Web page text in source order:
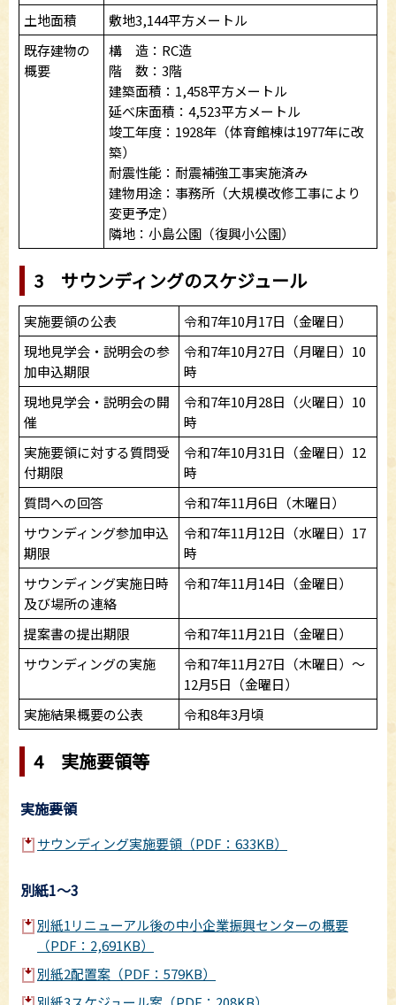
土地面積
敷地3,144平方メートル
既存建物の
概要
構 造：RC造
階 数：3階
建築面積：1,458平方メートル
延べ床面積：4,523平方メートル
竣工年度：1928年（体育館棟は1977年に改
築）
耐震性能：耐震補強工事実施済み
建物用途：事務所（大規模改修工事により
変更予定）
隣地：小島公園（復興小公園）
3 サウンディングのスケジュール
実施要領の公表
令和7年10月17日（金曜日）
現地見学会・説明会の参
加申込期限
令和7年10月27日（月曜日）10
時
現地見学会・説明会の開
催
令和7年10月28日（火曜日）10
時
実施要領に対する質問受
付期限
令和7年10月31日（金曜日）12
時
質問への回答
令和7年11月6日（木曜日）
サウンディング参加申込
期限
令和7年11月12日（水曜日）17
時
サウンディング実施日時
及び場所の連絡
令和7年11月14日（金曜日）
提案書の提出期限
令和7年11月21日（金曜日）
サウンディングの実施
令和7年11月27日（木曜日）～
12月5日（金曜日）
実施結果概要の公表
令和8年3月頃
4 実施要領等
実施要領
サウンディング実施要領（PDF：633KB）
別紙1～3
別紙1リニューアル後の中小企業振興センターの概要
（PDF：2,691KB）
別紙2配置案（PDF：579KB）